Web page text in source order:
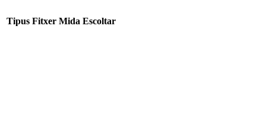
Tipus Fitxer Mida Escoltar